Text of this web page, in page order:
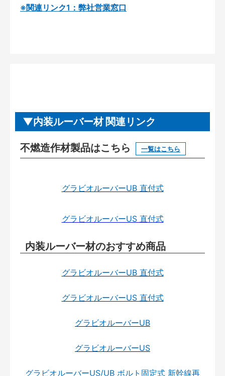
※関連リンク1：弊社営業窓口
内装ルーバー材 関連リンク
不燃造作材製品はこちら 一覧はこちら
グラビオルーバーUB 直付式
グラビオルーバーUS 直付式
内装ルーバー材のおすすめ商品
グラビオルーバーUB 直付式
グラビオルーバーUS 直付式
グラビオルーバーUB
グラビオルーバーUS
グラビオルーバーUS/UB ボルト固定式 新幹線再